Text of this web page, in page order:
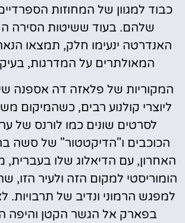
כבוד למגוון של המחוזות
שלהם. בעוד ששיטות הסירה
האנדרטה ינעימו חלק, תמצאו
המאולתרים על המדרגות,
המקוריות של פלאזה דה אספנה
ליוצרי קולנוע רבים, כשהמיקום
לסרטים שונים כמו לורנס של
הכוכבים ו"הדיקטטור" של סשה
האחרון, עם הדיאלוג שלו בעברית,
הומוריסטי למקום הזה ולעיר הזו,
למפגש הרמוני ונדיב של תרבויות.
בפארק אל הגשר הקטן והיפה